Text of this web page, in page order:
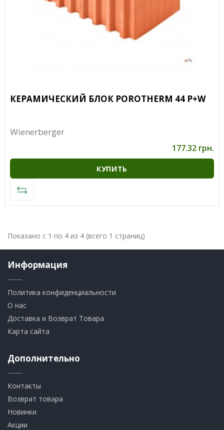
КЕРАМИЧЕСКИЙ БЛОК POROTHERM 44 P+W
Wienerberger
177.32 грн.
КУПИТЬ
Показано с 1 по 4 из 4 (всего 1 страниц)
Информация
Политика конфиденциальности
О нас
Доставка и Возврат Товара
Карта сайта
Дополнительно
Контакты
Возврат товара
Новинки
Акции